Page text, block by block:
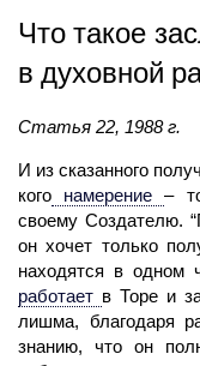
Что такое
в духовной
Статья 22, 1988 г.
И из сказанного
кого намерение–
своему Создателю.
он хочет только
находятся в одном
работает в Торе и
лишма, благодаря
знанию, что он